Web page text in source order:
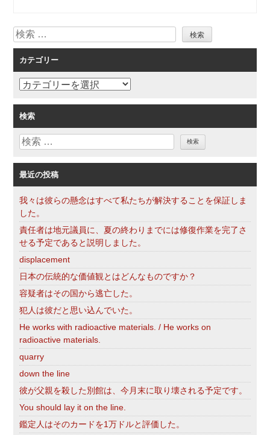
ー
シ
ョ
ン
検
索
カテゴリー
カ
ゴ
リ
ー
検索
検
最近の投稿
我々は彼らの懸念はすべて私たちが解決することを保証しま
した。
責任者は地元議員に、夏の終わりまでには修復作業を完了さ
せる予定であると説明しました。
displacement
日本の伝統的な価値観とはどんなものですか？
容疑者はその国から逃亡した。
犯人は彼だと思い込んでいた。
He works with radioactive materials. / He works on
radioactive materials.
quarry
down the line
彼が父親を殺した別館は、今月末に取り壊される予定です。
You should lay it on the line.
鑑定人はそのカードを1万ドルと評価した。